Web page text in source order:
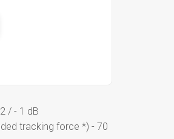
/ - 1 dB
tracking force *) - 70